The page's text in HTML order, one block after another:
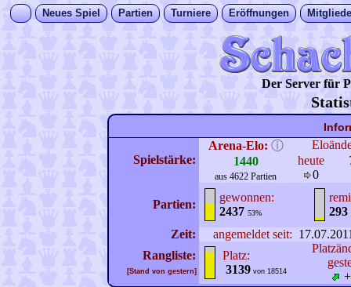
Neues Spiel Partien Turniere Eröffnungen
Der Server für
Spielstärke:
Arena-Elo: ⓘ
1440
aus 4622 Partien
heute
0
Partien:
gewonnen:
2437 53%
293
Zeit:
angemeldet seit:
Rangliste:
[Stand von gestern]
Platz:
3139 von 18514